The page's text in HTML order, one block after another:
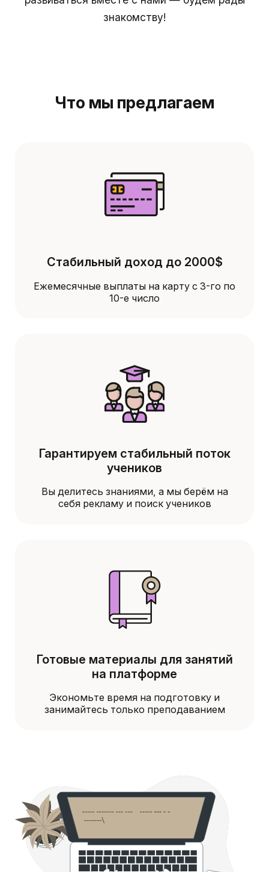
знакомству!
Что мы предлагаем
Стабильный доход до 2000$
Ежемесячные выплаты на карту с 3-го по
10-е число
Гарантируем стабильный поток
учеников
Вы делитесь знаниями, а мы берём на
себя рекламу и поиск учеников
Готовые материалы для занятий
на платформе
Экономьте время на подготовку и
занимайтесь только преподаванием